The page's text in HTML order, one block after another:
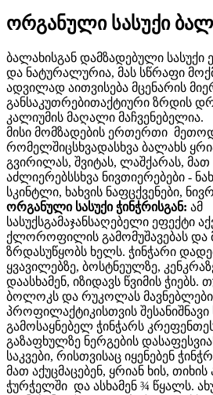
ორგანული სასუქი
ბალახისგან დამზადებული
და ნატურალურია, მას სწრაფი
ადვილად აითვისება მცენარის
განსაკუთრებითაქტიური ზრდის
კალიუმის მაღალი მაჩვენებელია.
მისი მომზადების ერთერთი
რომელშიცსხვადასხვა ბალახს
გვირილას, შვიტას, ლაშქარას, მათ
აძლიერებსსხვა ნივთიერებები -
სკინტლი, ხახვის ნაფცქვენები,
ორგანული სასუქი ჭინჭრისგან: ამ
სასუქსგამაჯანსაღებელი ეფექტი
ქლოროფილის გამომუშავებას და
ზრდასუწყობს ხელს. ჭინჭარი
ყვავილებზე, ბოსტნეულზე,
დაასხამენ, იზიდავს წვიმის ჭიებს.
ბოლოკს და რუკოლას
პროფილაქტიკისთვის შესანიშნავი
გამოსაყნებელ ჭინჭარს
გაზაფხულზე ნერგების
საკვები, რისთვისაც იყენებენ
მათ აქუცმაცებენ, ყრიან ხის, თიხის
ჭურჭელში და ასხამენ ¾ წყალს.